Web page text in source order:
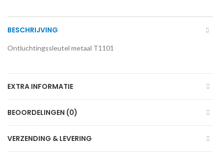
BESCHRIJVING
Ontluchtingssleutel metaal T1101
EXTRA INFORMATIE
BEOORDELINGEN (0)
VERZENDING & LEVERING